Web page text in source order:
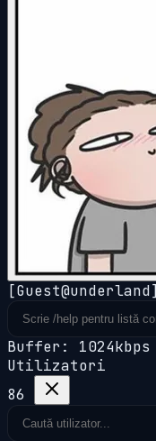
[Guest@underland]
Buffer: 1024kbps
Utilizatori
86